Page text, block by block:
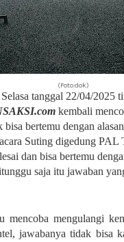
(Foto:dok)
tanggal 22/04/2025
kembali
bisa bertemu dengan
Suting digedung PAL
dan bisa bertemu
saja itu jawaban
mencoba mengulangi
jawabanya tidak bisa